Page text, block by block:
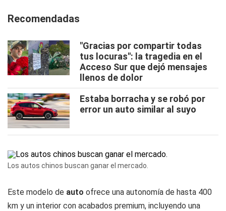
Recomendadas
"Gracias por compartir todas
tus locuras": la tragedia en el
Acceso Sur que dejó mensajes
llenos de dolor
Estaba borracha y se robó por
error un auto similar al suyo
Los autos chinos buscan ganar el mercado.
Este modelo de auto ofrece una autonomía de hasta 400
km y un interior con acabados premium, incluyendo una